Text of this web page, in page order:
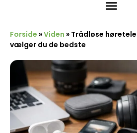
Forside »Viden » Trådløse
vælger du de bedste